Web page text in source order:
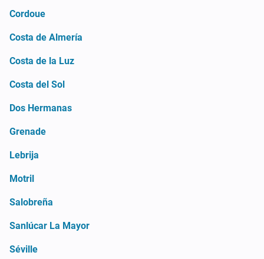
Cordoue
Costa de Almería
Costa de la Luz
Costa del Sol
Dos Hermanas
Grenade
Lebrija
Motril
Salobreña
Sanlúcar La Mayor
Séville